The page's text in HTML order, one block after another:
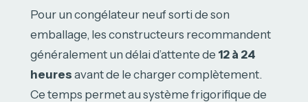
Pour un congélateur neuf sorti de son
emballage, les constructeurs recommandent
généralement un délai d’attente de 12 à 24
heures avant de le charger complètement.
Ce temps permet au système frigorifique de